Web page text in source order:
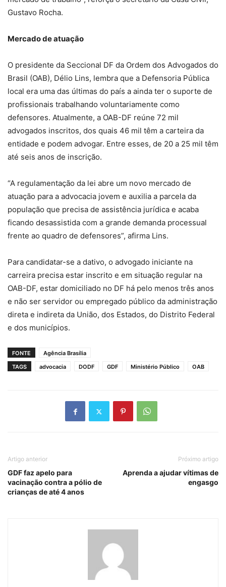
Gustavo Rocha.
Mercado de atuação
O presidente da Seccional DF da Ordem dos Advogados do
Brasil (OAB), Délio Lins, lembra que a Defensoria Pública
local era uma das últimas do país a ainda ter o suporte de
profissionais trabalhando voluntariamente como
defensores. Atualmente, a OAB-DF reúne 72 mil
advogados inscritos, dos quais 46 mil têm a carteira da
entidade e podem advogar. Entre esses, de 20 a 25 mil têm
até seis anos de inscrição.
“A regulamentação da lei abre um novo mercado de
atuação para a advocacia jovem e auxilia a parcela da
população que precisa de assistência jurídica e acaba
ficando desassistida com a grande demanda processual
frente ao quadro de defensores”, afirma Lins.
Para candidatar-se a dativo, o advogado iniciante na
carreira precisa estar inscrito e em situação regular na
OAB-DF, estar domiciliado no DF há pelo menos três anos
e não ser servidor ou empregado público da administração
direta e indireta da União, dos Estados, do Distrito Federal
e dos municípios.​
FONTE
Agência Brasília
TAGS
advocacia DODF GDF Ministério Público OAB
Artigo anterior
GDF faz apelo para
vacinação contra a pólio de
crianças de até 4 anos
Próximo artigo
Aprenda a ajudar vítimas de
engasgo